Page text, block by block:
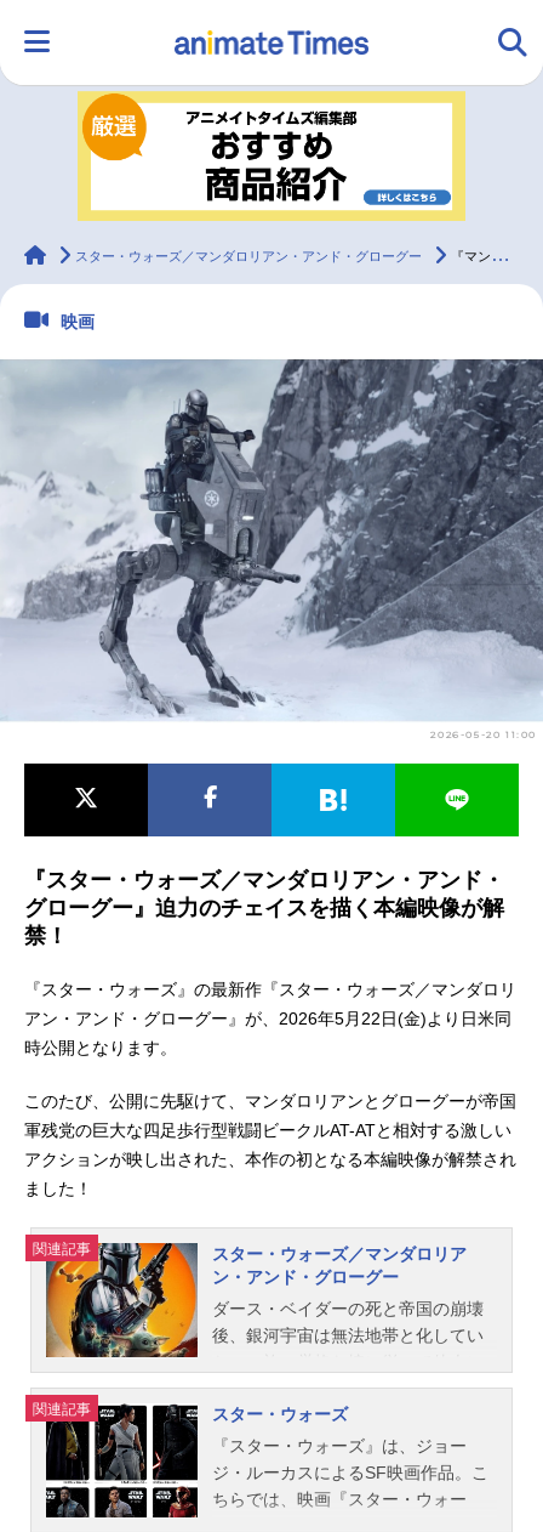
ランキング アニメ
ラジオ
配信・Vtuber トレンド 無料マンガ
最新記事一覧
アニメ記事一覧 声優記事一覧
アニメ映画一覧 実写化映画一覧
今期アニメ曜日別一覧
男性声優/女性声優一覧
animateTimes
スター・ウォーズ／マンダロリアン・アンド・グローグー 『マンダロリアン・アンド・グローグー』本編映像が解禁！
映画
2026-05-20 11:00
『スター・ウォーズ／マンダロリアン・アンド・
グローグー』迫力のチェイスを描く本編映像が解
禁！
『スター・ウォーズ』の最新作『スター・ウォーズ／マンダロリ
アン・アンド・グローグー』が、2026年5月22日(金)より日米同
時公開となります。
このたび、公開に先駆けて、マンダロリアンとグローグーが帝国
軍残党の巨大な四足歩行型戦闘ビークルAT-ATと相対する激しい
アクションが映し出された、本作の初となる本編映像が解禁され
ました！
関連記事
スター・ウォーズ／マンダロリア
ン・アンド・グローグー
ダース・ベイダーの死と帝国の崩壊
後、銀河宇宙は無法地帯と化してい
素顔を見せず、どんな仕事でも完璧
に遂行する冷酷無比な孤高の賞金稼
ぎ“マンダロリアン”は、ある日一件の
仕事を請け負う。それは強大なフォ
ースの力を秘め、世界を変える存在
関連記事
スター・ウォーズ
『スター・ウォーズ』は、ジョー
ジ・ルーカスによるSF映画作品。こ
ちらでは、映画『スター・ウォー